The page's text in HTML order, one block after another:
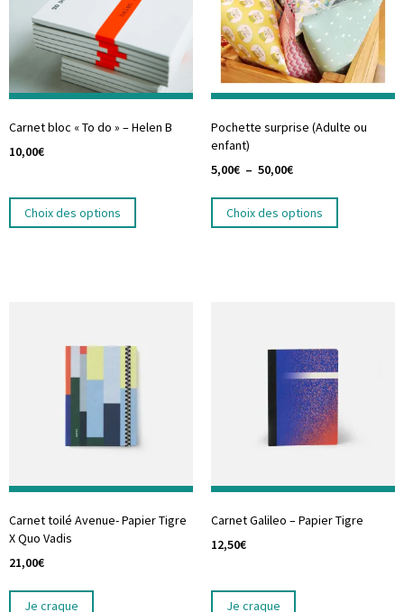
Carnet bloc « To do » – Helen B
10,00€
Choix des options
Pochette surprise (Adulte ou
enfant)
5,00€ – 50,00€
Choix des options
Carnet toilé Avenue- Papier Tigre
X Quo Vadis
21,00€
Je craque
Carnet Galileo – Papier Tigre
12,50€
Je craque